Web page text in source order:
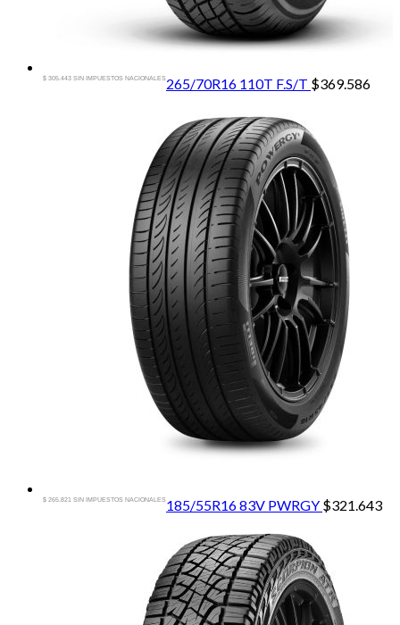
265/70R16 110T F.S/T $369.586
$ 305.443 SIN IMPUESTOS NACIONALES
185/55R16 83V PWRGY $321.643
$ 265.821 SIN IMPUESTOS NACIONALES